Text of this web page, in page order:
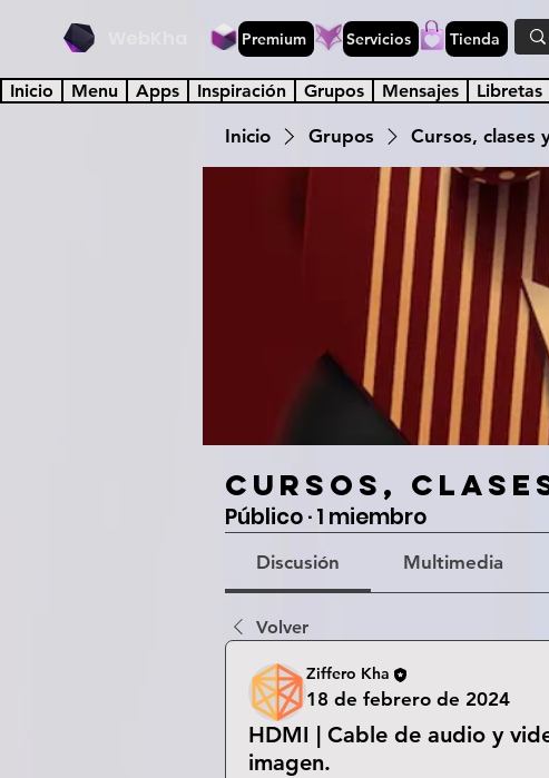
Premium Tienda
Servicios
Inicio Grupos Cursos, clases
Cursos,
Público·1 miembro
Discusión Multimedia
Volver
Ziffero Kha
18 de febrero de 2024
HDMI | Cable de audio y
imagen.
Inicio Menu Apps Inspiración Grupos Mensajes Libretas